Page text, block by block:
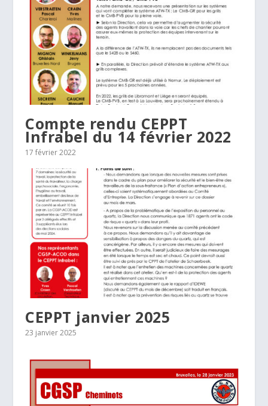
Compte rendu CEPPT
Infrabel du 14 février 2022
17 février 2022
CEPPT janvier 2025
23 janvier 2025